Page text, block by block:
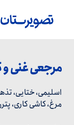
مرجعی غنی و
اسلیمی، ختایی،
مرغ، کاشی کاری،